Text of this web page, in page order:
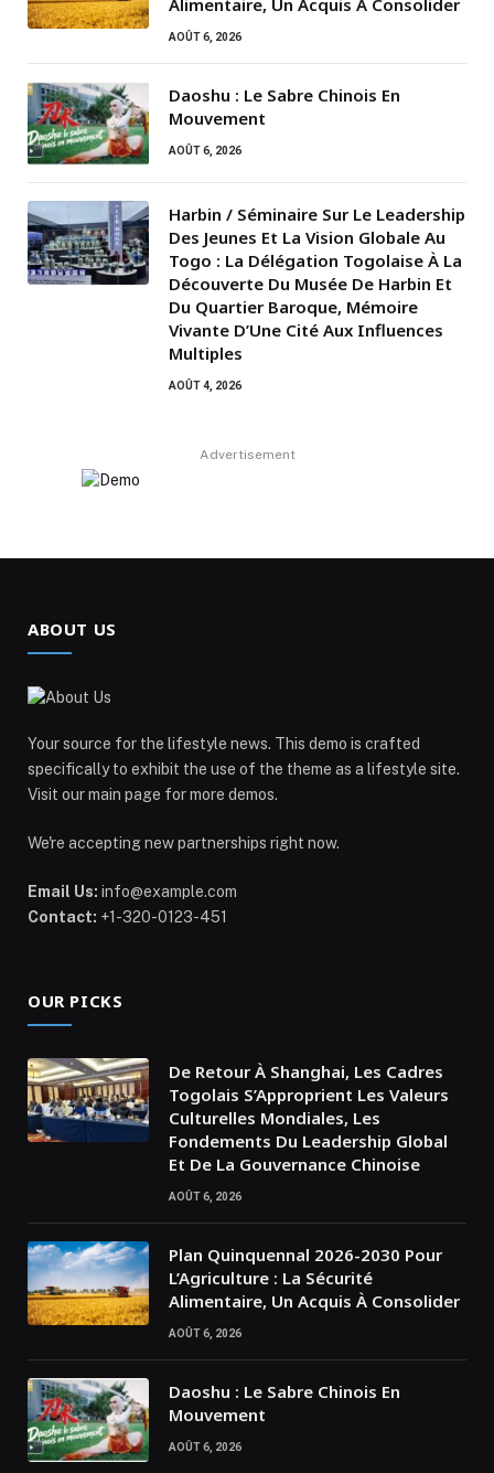
AOÛT 6, 2026
Daoshu : Le Sabre Chinois En
Mouvement
AOÛT 6, 2026
Harbin / Séminaire Sur Le Leadership
Des Jeunes Et La Vision Globale Au
Togo : La Délégation Togolaise À La
Découverte Du Musée De Harbin Et
Du Quartier Baroque, Mémoire
Vivante D’Une Cité Aux Influences
Multiples
AOÛT 4, 2026
Advertisement
ABOUT US
Your source for the lifestyle news. This demo is crafted
specifically to exhibit the use of the theme as a lifestyle site.
Visit our main page for more demos.
We're accepting new partnerships right now.
Email Us: info@example.com
Contact: +1-320-0123-451
OUR PICKS
De Retour À Shanghai, Les Cadres
Togolais S’Approprient Les Valeurs
Culturelles Mondiales, Les
Fondements Du Leadership Global
Et De La Gouvernance Chinoise
AOÛT 6, 2026
Plan Quinquennal 2026-2030 Pour
L’Agriculture : La Sécurité
Alimentaire, Un Acquis À Consolider
AOÛT 6, 2026
Daoshu : Le Sabre Chinois En
Mouvement
AOÛT 6, 2026